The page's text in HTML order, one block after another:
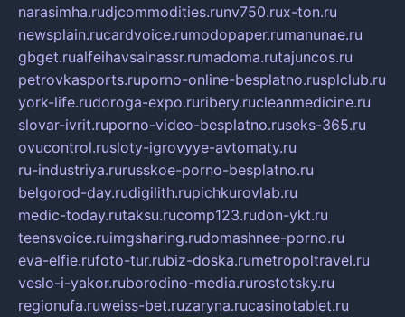
narasimha.rudjcommodities.runv750.rux-ton.ru
newsplain.rucardvoice.rumodopaper.rumanunae.ru
gbget.rualfeihavsalnassr.rumadoma.rutajuncos.ru
petrovkasports.ruporno-online-besplatno.rusplclub.ru
york-life.rudoroga-expo.ruribery.rucleanmedicine.ru
slovar-ivrit.ruporno-video-besplatno.ruseks-365.ru
ovucontrol.rusloty-igrovyye-avtomaty.ru
ru-industriya.rurusskoe-porno-besplatno.ru
belgorod-day.rudigilith.rupichkurovlab.ru
medic-today.rutaksu.rucomp123.rudon-ykt.ru
teensvoice.ruimgsharing.rudomashnee-porno.ru
eva-elfie.rufoto-tur.rubiz-doska.rumetropoltravel.ru
veslo-i-yakor.ruborodino-media.rurostotsky.ru
regionufa.ruweiss-bet.ruzaryna.rucasinotablet.ru